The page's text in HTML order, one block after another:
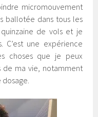
micromouvement
ballotée dans tous les
quinzaine de vols et je
C’est une expérience
choses que je peux
de ma vie, notamment